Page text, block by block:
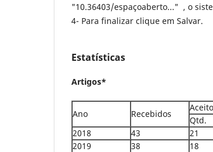
"10.36403/espaçoaberto..." , o
4- Para finalizar clique em Salvar.
Estatísticas
Artigos*
Ano Recebidos
Qtd.
2018
43 21
2019
38 18